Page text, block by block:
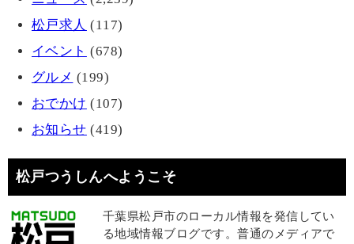
松戸求人 (117)
イベント (678)
グルメ (199)
おでかけ (107)
お知らせ (419)
松戸つうしんへようこそ
千葉県松戸市のローカル情報を発信してい
る地域情報ブログです。普通のメディアで